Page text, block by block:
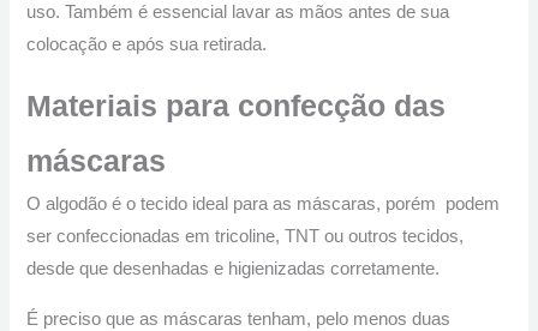
uso. Também é essencial lavar as mãos antes de sua
colocação e após sua retirada.
Materiais para confecção das
máscaras
O algodão é o tecido ideal para as máscaras, porém podem
ser confeccionadas em tricoline, TNT ou outros tecidos,
desde que desenhadas e higienizadas corretamente.
É preciso que as máscaras tenham, pelo menos duas